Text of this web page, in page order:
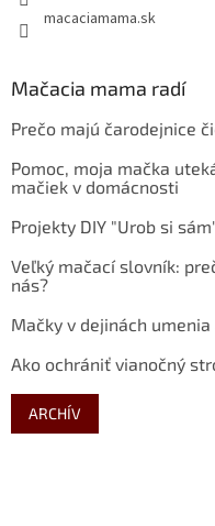
macaciamama.sk
Mačacia mama radí
Prečo majú čarodejnice
Pomoc, moja mačka
mačiek v domácnosti
Projekty DIY "Urob si
Veľký mačací slovník:
nás?
Mačky v dejinách
Ako ochrániť vianočný
ARCHÍV